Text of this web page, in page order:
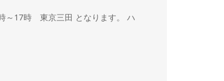
～17時 東京三田 となります。 ハ